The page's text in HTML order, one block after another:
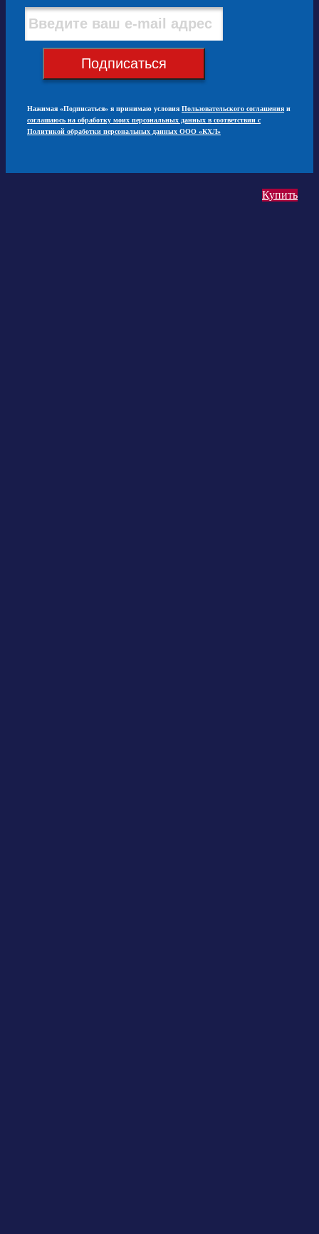
Купить
Подписаться
Нажимая «Подписаться» я принимаю условия Пользовательского соглашения и
соглашаюсь на обработку моих персональных данных в соответствии с
Политикой обработки персональных данных ООО «КХЛ»